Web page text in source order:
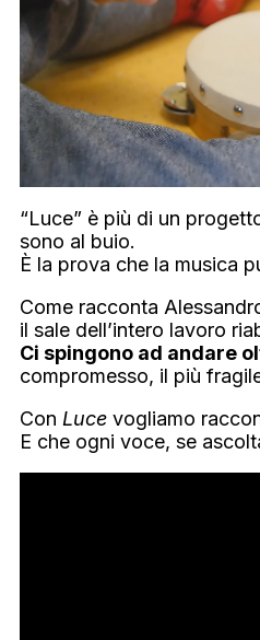
“Luce” è più di un
sono al buio.
È la prova che la musica
Come racconta
il sale dell’intero lavoro
Ci spingono ad andare
compromesso, il più
Con Luce vogliamo
E che ogni voce, se